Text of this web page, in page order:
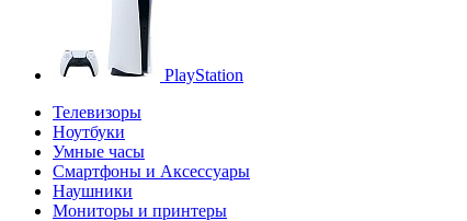
PlayStation
Телевизоры
Ноутбуки
Умные часы
Смартфоны и Аксессуары
Наушники
Мониторы и принтеры